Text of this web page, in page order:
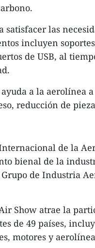
las
incluyen
de USB, al
a la aerolínea
reducción de
de la
bienal de la
de Industria
Show atrae la
de 49 países,
motores y